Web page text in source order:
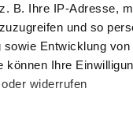
B. Ihre IP-Adresse,
und so
Entwicklung
Ihre
widerrufen